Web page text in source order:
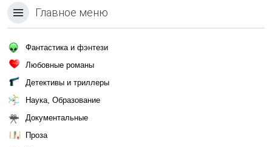
Главное меню
Фантастика и фэнтези
Любовные романы
Детективы и триллеры
Наука, Образование
Документальные
Проза